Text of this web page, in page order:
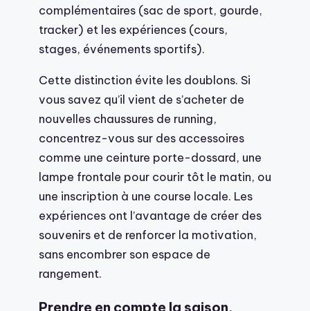
complémentaires (sac de sport, gourde,
tracker) et les expériences (cours,
stages, événements sportifs).
Cette distinction évite les doublons. Si
vous savez qu’il vient de s’acheter de
nouvelles chaussures de running,
concentrez-vous sur des accessoires
comme une ceinture porte-dossard, une
lampe frontale pour courir tôt le matin, ou
une inscription à une course locale. Les
expériences ont l’avantage de créer des
souvenirs et de renforcer la motivation,
sans encombrer son espace de
rangement.
Prendre en compte la saison,